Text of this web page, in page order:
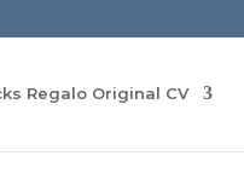
Regalo Original CV